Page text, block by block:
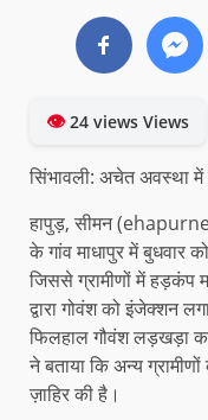
👁24 views Views
सिंभावली: अचेत अवस्था
हापुड़, सीमन
के गांव माधापुर में बुधवार
जिससे ग्रामीणों में हड़कंप
द्वारा गोवंश को इंजेक्शन
फिलहाल गौवंश लड़खड़ा कर
ने बताया कि अन्य
ज़ाहिर की है।